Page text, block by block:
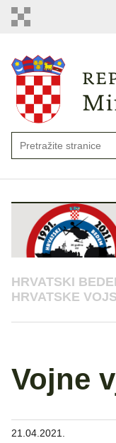
HRVATSKI
HRVATSKE
Vojne
21.04.2021.